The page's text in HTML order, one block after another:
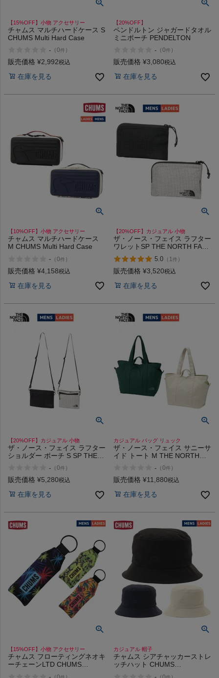
【15%OFF】小物 アクセサリー
チャムス マルチハードケース S
CHUMS Multi Hard Case
- （0件 ）
販売価格 ¥2,992税込
在庫を見る
【20%OFF】
ペンドルトン ジャガードタオル
ミニポーチ PENDELTON
- （0件 ）
販売価格 ¥3,080税込
在庫を見る
【10%OFF】小物 アクセサリー
チャムス マルチハードケース
M CHUMS Multi Hard Case
- （0件 ）
販売価格 ¥4,158税込
在庫を見る
【20%OFF】カジュアル 小物
ザ・ノース・フェイス ラフター
ワレットSP THE NORTH FACE
RAFTER WALLET S K TI
5.0 （ 1件 ）
販売価格 ¥3,520税込
在庫を見る
【20%OFF】カジュアル 小物
ザ・ノース・フェイス ラフター
ショルダー ポーチ S SP THE
SHOULDER POUCH K TI
- （0件 ）
販売価格 ¥5,280税込
在庫を見る
カジュアル バッグ リュック
ザ・ノース・フェイス サニーサ
イド トート M THE NORTH
- （0件 ）
販売価格 ¥11,880税込
在庫を見る
【15%OFF】小物 アクセサリー
チャムス フローティングネオキ
ーチェーンLTD CHUMS
カジュアル 帽子
チャムス シアチャッカーストレ
ッチハット CHUMS